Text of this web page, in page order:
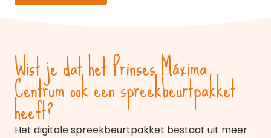
Wist je dat het Prinses Máxima
Centrum ook een spreekbeurtpakket
heeft?
Het digitale spreekbeurtpakket bestaat uit meer